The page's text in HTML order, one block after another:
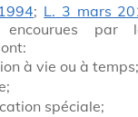
; L. 3 mars
encourues par
à vie ou à temps;
spéciale;